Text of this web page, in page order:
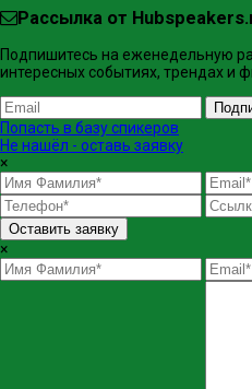
Рассылка от
Подпишитесь на еженедельную
интересных событиях, трендах и
Попасть в базу спикеров
Не нашёл - оставь заявку
×
Оставить заявку
×